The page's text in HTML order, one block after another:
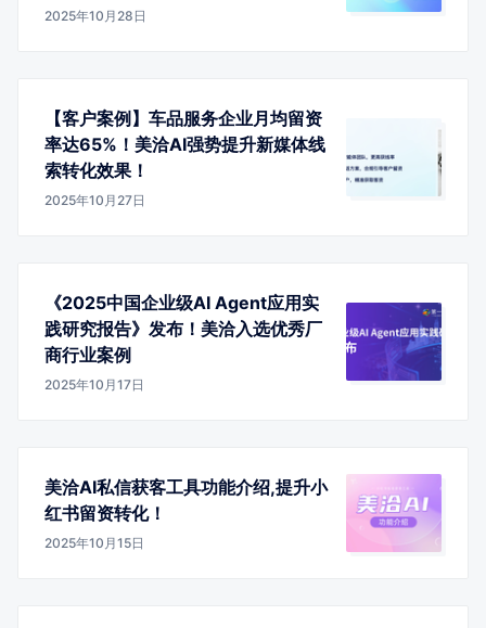
2025年10月28日
【客户案例】车品服务企业月均留资
率达65%！美洽AI强势提升新媒体线
索转化效果！
2025年10月27日
《2025中国企业级AI Agent应用实
践研究报告》发布！美洽入选优秀厂
商行业案例
2025年10月17日
美洽AI私信获客工具功能介绍,提升小
红书留资转化！
2025年10月15日